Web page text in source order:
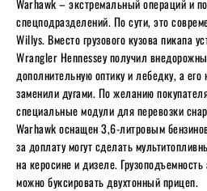
Warhawk – экстремальный операций и
спецподразделений. По сути, это
Willys. Вместо грузового кузова пикапа
Wrangler Hennessey получил
дополнительную оптику и лебедку, а
заменили дугами. По желанию
специальные модули для перевозки
Warhawk оснащен 3,6-литровым
за доплату могут сделать
на керосине и дизеле.
можно буксировать двухтонный прицеп.